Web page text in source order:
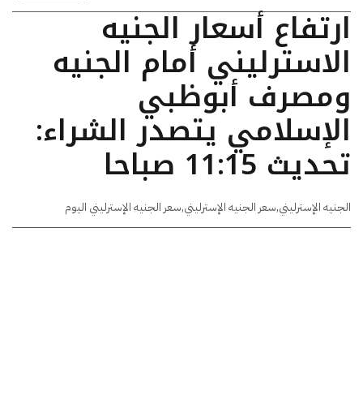
ارتفاع أسعار الجنيه
الاسترليني أمام الجنيه
ومصرف أبوظبي
الإسلامي يتصدر الشراء:
تحديث 11:15 صباحا
الجنيه الإسترليني,سعر الجنيه الإسترليني,سعر الجنيه الإسترليني اليوم